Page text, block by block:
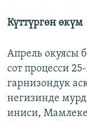
Күттүргөн өкүм
Апрель окуясы
сот процесси
гарнизондук
негизинде
иниси,